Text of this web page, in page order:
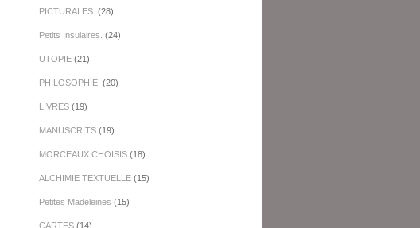
PICTURALES. (28)
Petits Insulaires. (24)
UTOPIE(21)
PHILOSOPHIE. (20)
LIVRES(19)
MANUSCRITS(19)
MORCEAUX CHOISIS(18)
ALCHIMIE TEXTUELLE(15)
Petites Madeleines (15)
CARTES(14)